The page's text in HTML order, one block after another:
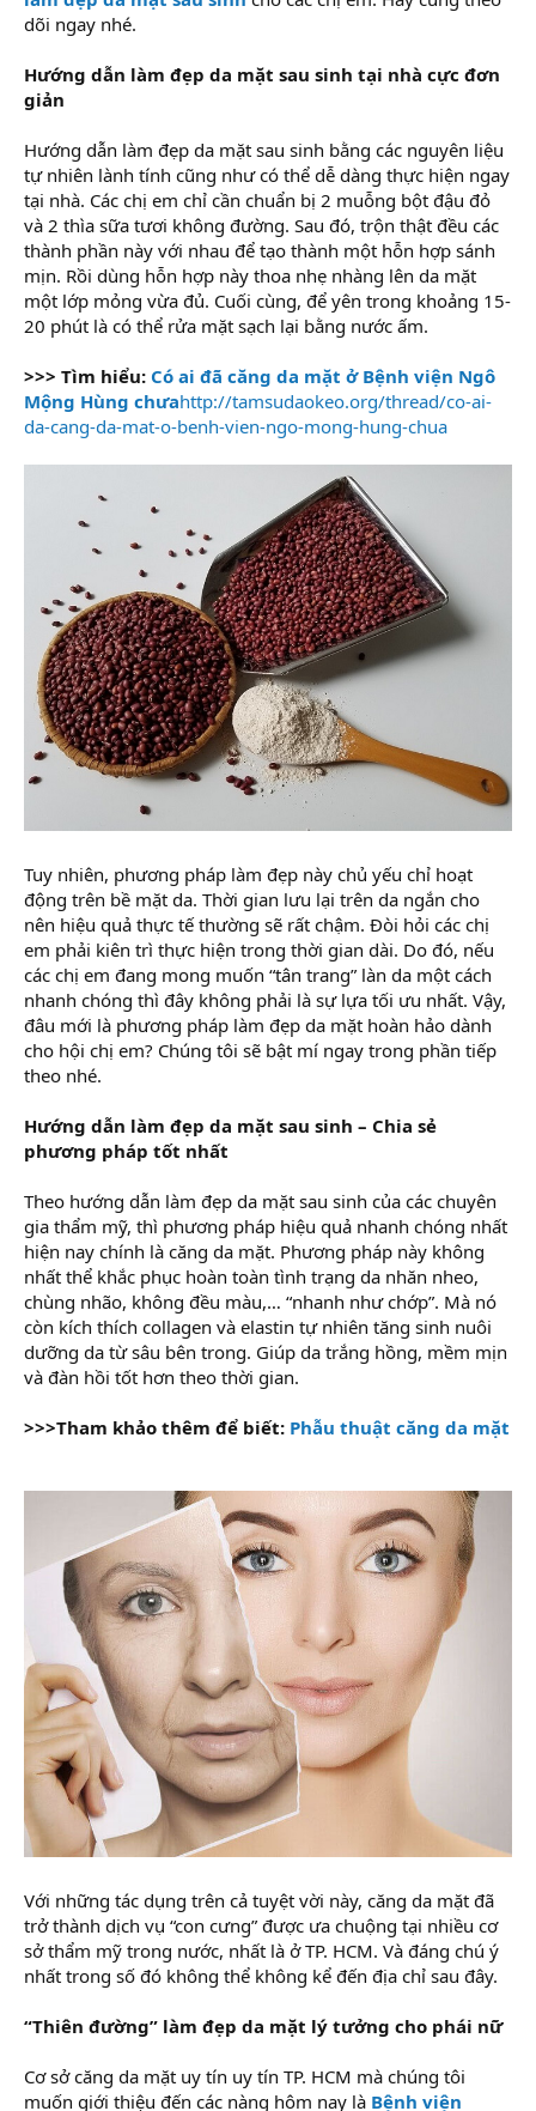
dõi ngay nhé.
Hướng dẫn làm đẹp da mặt sau sinh tại nhà cực đơn
giản
Hướng dẫn làm đẹp da mặt sau sinh bằng các nguyên liệu
tự nhiên lành tính cũng như có thể dễ dàng thực hiện ngay
tại nhà. Các chị em chỉ cần chuẩn bị 2 muỗng bột đậu đỏ
và 2 thìa sữa tươi không đường. Sau đó, trộn thật đều các
thành phần này với nhau để tạo thành một hỗn hợp sánh
mịn. Rồi dùng hỗn hợp này thoa nhẹ nhàng lên da mặt
một lớp mỏng vừa đủ. Cuối cùng, để yên trong khoảng 15-
20 phút là có thể rửa mặt sạch lại bằng nước ấm.
>>> Tìm hiểu: Có ai đã căng da mặt ở Bệnh viện Ngô
Mộng Hùng chưahttp://tamsudaokeo.org/thread/co-ai-
da-cang-da-mat-o-benh-vien-ngo-mong-hung-chua
Tuy nhiên, phương pháp làm đẹp này chủ yếu chỉ hoạt
động trên bề mặt da. Thời gian lưu lại trên da ngắn cho
nên hiệu quả thực tế thường sẽ rất chậm. Đòi hỏi các chị
em phải kiên trì thực hiện trong thời gian dài. Do đó, nếu
các chị em đang mong muốn “tân trang” làn da một cách
nhanh chóng thì đây không phải là sự lựa tối ưu nhất. Vậy,
đâu mới là phương pháp làm đẹp da mặt hoàn hảo dành
cho hội chị em? Chúng tôi sẽ bật mí ngay trong phần tiếp
theo nhé.
Hướng dẫn làm đẹp da mặt sau sinh – Chia sẻ
phương pháp tốt nhất
Theo hướng dẫn làm đẹp da mặt sau sinh của các chuyên
gia thẩm mỹ, thì phương pháp hiệu quả nhanh chóng nhất
hiện nay chính là căng da mặt. Phương pháp này không
nhất thể khắc phục hoàn toàn tình trạng da nhăn nheo,
chùng nhão, không đều màu,… “nhanh như chớp”. Mà nó
còn kích thích collagen và elastin tự nhiên tăng sinh nuôi
dưỡng da từ sâu bên trong. Giúp da trắng hồng, mềm mịn
và đàn hồi tốt hơn theo thời gian.
>>>Tham khảo thêm để biết: Phẫu thuật căng da mặt
Với những tác dụng trên cả tuyệt vời này, căng da mặt đã
trở thành dịch vụ “con cưng” được ưa chuộng tại nhiều cơ
sở thẩm mỹ trong nước, nhất là ở TP. HCM. Và đáng chú ý
nhất trong số đó không thể không kể đến địa chỉ sau đây.
“Thiên đường” làm đẹp da mặt lý tưởng cho phái nữ
Cơ sở căng da mặt uy tín uy tín TP. HCM mà chúng tôi
muốn giới thiệu đến các nàng hôm nay là Bệnh viện